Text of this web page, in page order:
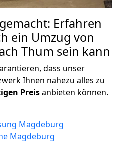
Erfahren
ein Umzug von
Thum sein kann
dass unser
Ihnen nahezu alles zu
Preisanbieten können.
Magdeburg
Magdeburg